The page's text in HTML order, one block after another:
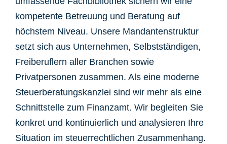
kompetente Betreuung und Beratung auf
höchstem Niveau. Unsere Mandantenstruktur
setzt sich aus Unternehmen, Selbstständigen,
Freiberuflern aller Branchen sowie
Privatpersonen zusammen. Als eine moderne
Steuerberatungskanzlei sind wir mehr als eine
Schnittstelle zum Finanzamt. Wir begleiten Sie
konkret und kontinuierlich und analysieren Ihre
Situation im steuerrechtlichen Zusammenhang.